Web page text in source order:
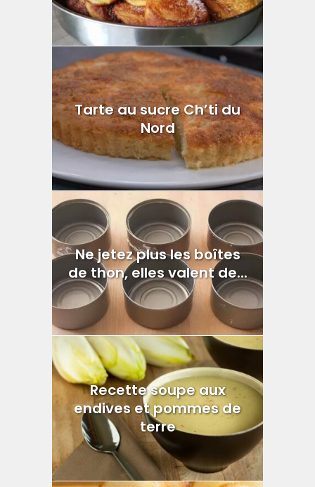
Tarte au sucre Ch’ti du
Nord
Ne jetez plus les boîtes
de thon, elles valent de...
Recette soupe aux
endives et pommes de
terre